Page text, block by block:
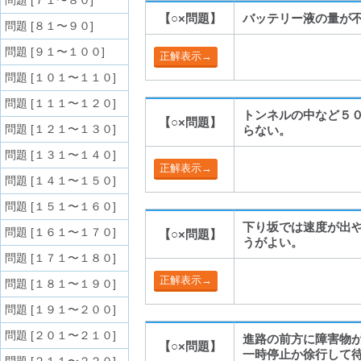
【○×問題】 バッテリー液の量が
【○×問題】
トンネルの中など５
らない。
【○×問題】
下り坂では速度が出
うがよい。
【○×問題】
進路の前方に障害物
一時停止か徐行して
問題 [８１〜９０]
問題 [９１〜１００]
問題 [１０１〜１１０]
問題 [１１１〜１２０]
問題 [１２１〜１３０]
問題 [１３１〜１４０]
問題 [１４１〜１５０]
問題 [１５１〜１６０]
問題 [１６１〜１７０]
問題 [１７１〜１８０]
問題 [１８１〜１９０]
問題 [１９１〜２００]
問題 [２０１〜２１０]